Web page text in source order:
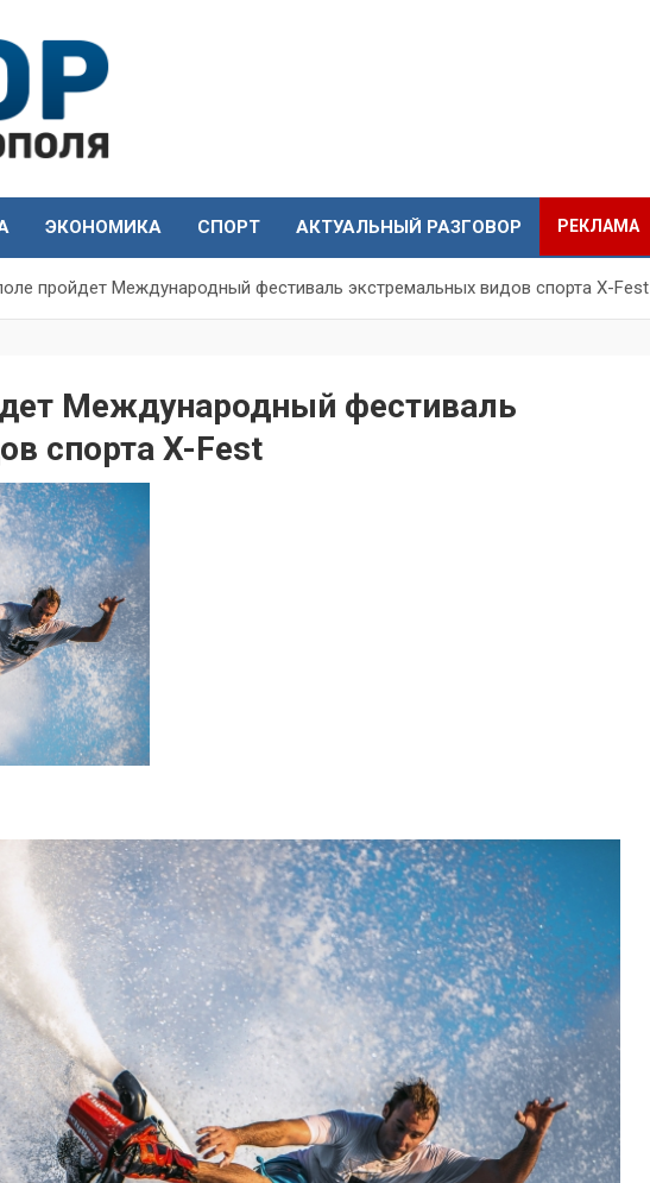
ЭКОНОМИКА СПОРТ АКТУАЛЬНЫЙ РАЗГОВОР РЕКЛАМА
пройдет Международный фестиваль экстремальных видов спорта X-Fest
Международный фестиваль
спорта X-Fest